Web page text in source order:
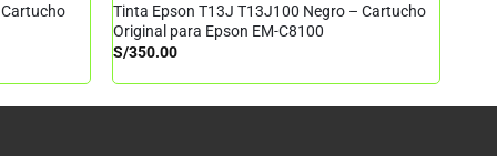
Tinta Epson T13J T13J100 Negro – Cartucho
Original para Epson EM-C8100
S/350.00